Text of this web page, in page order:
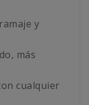
y
más
cualquier